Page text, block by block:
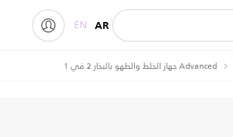
AR
EN
Advanced جهاز الخلط والطهو بالبخار 2 في 1